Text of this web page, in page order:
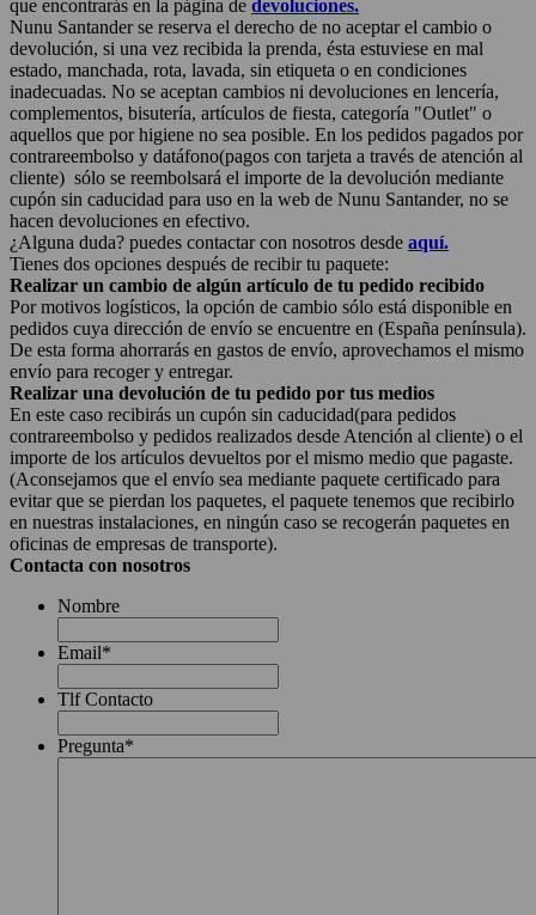
que encontrarás en la página de devoluciones.
Nunu Santander se reserva el derecho de no aceptar el cambio o
devolución, si una vez recibida la prenda, ésta estuviese en mal
estado, manchada, rota, lavada, sin etiqueta o en condiciones
inadecuadas. No se aceptan cambios ni devoluciones en lencería,
complementos, bisutería, artículos de fiesta, categoría "Outlet" o
aquellos que por higiene no sea posible. En los pedidos pagados por
contrareembolso y datáfono(pagos con tarjeta a través de atención al
cliente) sólo se reembolsará el importe de la devolución mediante
cupón sin caducidad para uso en la web de Nunu Santander, no se
hacen devoluciones en efectivo.
¿Alguna duda? puedes contactar con nosotros desde aquí.
Tienes dos opciones después de recibir tu paquete:
Realizar un cambio de algún artículo de tu pedido recibido
Por motivos logísticos, la opción de cambio sólo está disponible en
pedidos cuya dirección de envío se encuentre en (España península).
De esta forma ahorrarás en gastos de envío, aprovechamos el mismo
envío para recoger y entregar.
Realizar una devolución de tu pedido por tus medios
En este caso recibirás un cupón sin caducidad(para pedidos
contrareembolso y pedidos realizados desde Atención al cliente) o el
importe de los artículos devueltos por el mismo medio que pagaste.
(Aconsejamos que el envío sea mediante paquete certificado para
evitar que se pierdan los paquetes, el paquete tenemos que recibirlo
en nuestras instalaciones, en ningún caso se recogerán paquetes en
oficinas de empresas de transporte).
Contacta con nosotros
Nombre
Email*
Tlf Contacto
Pregunta*